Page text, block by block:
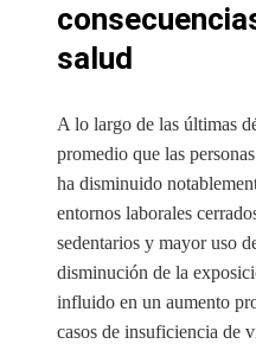
salud
A lo largo de las últimas
promedio que las
ha disminuido
entornos laborales
sedentarios y mayor uso
disminución de la
influido en un aumento
casos de insuficiencia de